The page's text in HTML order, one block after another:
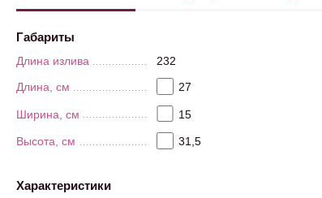
Габариты
Длина излива
232
Длина, см
27
Ширина, см 15
Высота, см 31,5
Характеристики